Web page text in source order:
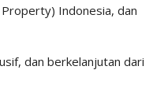
Indonesia, dan
dan berkelanjutan dari